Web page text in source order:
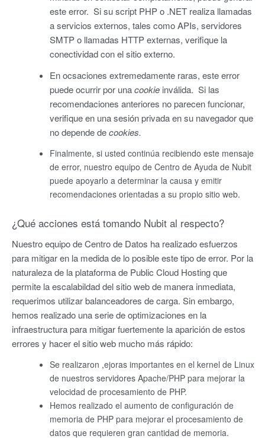
este error. Si su script PHP o .NET realiza llamadas
a servicios externos, tales como APIs, servidores
SMTP o llamadas HTTP externas, verifique la
conectividad con el sitio externo.
En ocsaciones extremedamente raras, este error
puede ocurrir por unacookie inválida. Si las
recomendaciones anteriores no parecen funcionar,
verifique en una sesión privada en su navegador que
no depende decookies.
Finalmente, si usted continúa recibiendo este mensaje
de error, nuestro equipo de Centro de Ayuda de Nubit
puede apoyarlo a determinar la causa y emitir
recomendaciones orientadas a su propio sitio web.
¿Qué acciones está tomando Nubit al respecto?
Nuestro equipo de Centro de Datos ha realizado esfuerzos
para mitigar en la medida de lo posible este tipo de error. Por la
naturaleza de la plataforma de Public Cloud Hosting que
permite la escalabildad del sitio web de manera inmediata,
requerimos utilizar balanceadores de carga. Sin embargo,
hemos realizado una serie de optimizaciones en la
infraestructura para mitigar fuertemente la aparición de estos
errores y hacer el sitio web mucho más rápido:
Se realizaron ,ejoras importantes en el kernel de Linux
de nuestros servidores Apache/PHP para mejorar la
velocidad de procesamiento de PHP.
Hemos realizado el aumento de configuración de
memoria de PHP para mejorar el procesamiento de
datos que requieren gran cantidad de memoria.